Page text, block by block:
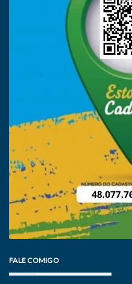
FALE COMIGO